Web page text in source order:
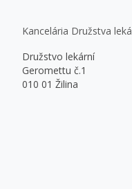
Kancelária Družstva
Družstvo lekární
Geromettu č.1
010 01 Žilina